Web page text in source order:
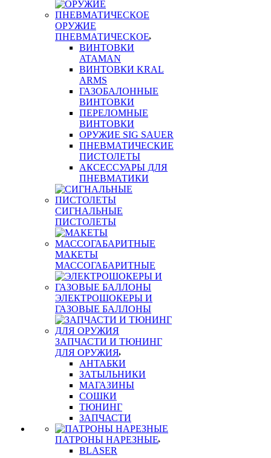
ОРУЖИЕ
ПНЕВМАТИЧЕСКОЕ
ВИНТОВКИ
ATAMAN
ВИНТОВКИ KRAL
ARMS
ГАЗОБАЛОННЫЕ
ВИНТОВКИ
ПЕРЕЛОМНЫЕ
ВИНТОВКИ
ОРУЖИЕ SIG SAUER
ПНЕВМАТИЧЕСКИЕ
ПИСТОЛЕТЫ
АКСЕССУАРЫ ДЛЯ
ПНЕВМАТИКИ
СИГНАЛЬНЫЕ
ПИСТОЛЕТЫ
МАКЕТЫ
МАССОГАБАРИТНЫЕ
ЭЛЕКТРОШОКЕРЫ И
ГАЗОВЫЕ БАЛЛОНЫ
ЗАПЧАСТИ И ТЮНИНГ
ДЛЯ ОРУЖИЯ
АНТАБКИ
ЗАТЫЛЬНИКИ
МАГАЗИНЫ
СОШКИ
ТЮНИНГ
ЗАПЧАСТИ
ПАТРОНЫ НАРЕЗНЫЕ
BLASER